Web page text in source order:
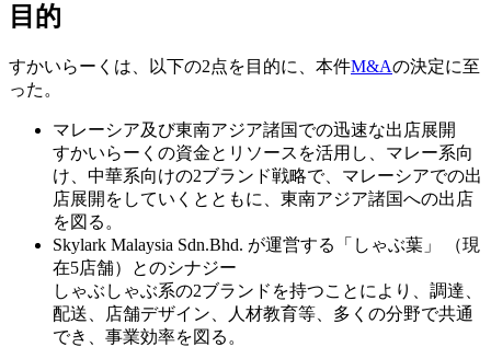
目的
すかいらーくは、以下の2点を目的に、本件M&Aの決定に至
った。
マレーシア及び東南アジア諸国での迅速な出店展開
すかいらーくの資金とリソースを活用し、マレー系向
け、中華系向けの2ブランド戦略で、マレーシアでの出
店展開をしていくとともに、東南アジア諸国への出店
を図る。
Skylark Malaysia Sdn.Bhd. が運営する「しゃぶ葉」 （現
在5店舗）とのシナジー
しゃぶしゃぶ系の2ブランドを持つことにより、調達、
配送、店舗デザイン、人材教育等、多くの分野で共通
でき、事業効率を図る。